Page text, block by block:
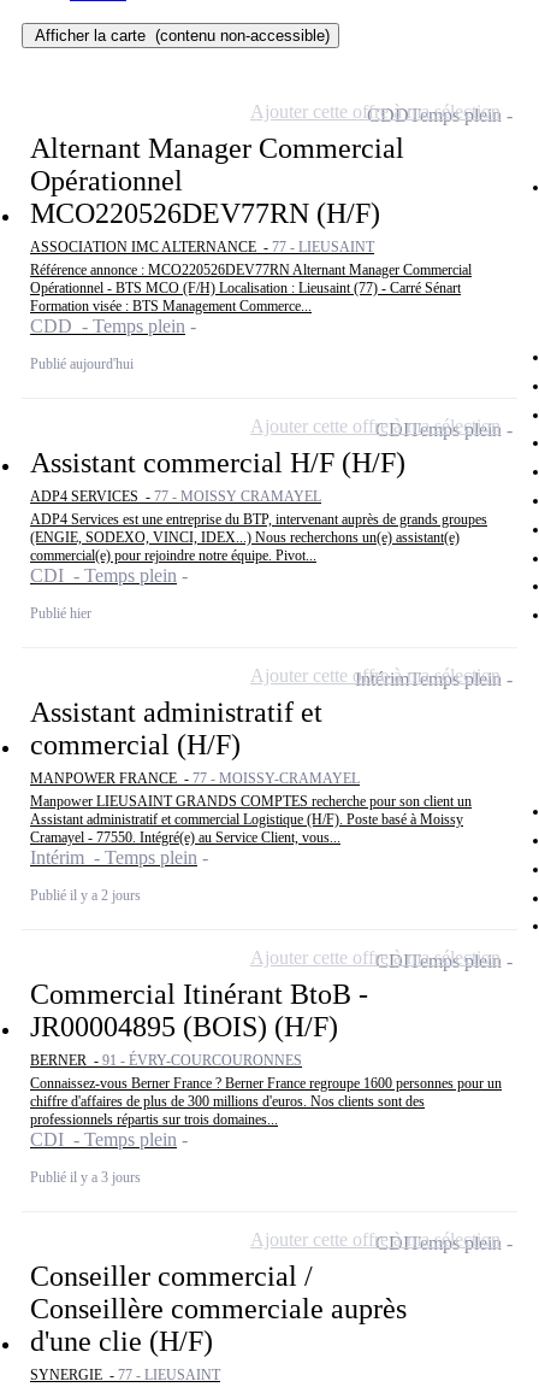
Afficher la carte (contenu non-accessible)
Alternant Manager Commercial
Opérationnel
MCO220526DEV77RN (H/F)
ASSOCIATION IMC ALTERNANCE - 77 - LIEUSAINT
Référence annonce : MCO220526DEV77RN Alternant Manager Commercial
Opérationnel - BTS MCO (F/H) Localisation : Lieusaint (77) - Carré Sénart
Formation visée : BTS Management Commerce...
CDD - Temps plein
Publié aujourd'hui
CDDTemps plein
Ajouter cette offre à ma sélection
Assistant commercial H/F (H/F)
ADP4 SERVICES - 77 - MOISSY CRAMAYEL
ADP4 Services est une entreprise du BTP, intervenant auprès de grands groupes
(ENGIE, SODEXO, VINCI, IDEX...) Nous recherchons un(e) assistant(e)
commercial(e) pour rejoindre notre équipe. Pivot...
CDI - Temps plein
Publié hier
CDITemps plein
Ajouter cette offre à ma sélection
Assistant administratif et
commercial (H/F)
MANPOWER FRANCE - 77 - MOISSY-CRAMAYEL
Manpower LIEUSAINT GRANDS COMPTES recherche pour son client un
Assistant administratif et commercial Logistique (H/F). Poste basé à Moissy
Cramayel - 77550. Intégré(e) au Service Client, vous...
Intérim - Temps plein
Publié il y a 2 jours
IntérimTemps plein
Ajouter cette offre à ma sélection
Commercial Itinérant BtoB -
JR00004895 (BOIS) (H/F)
BERNER - 91 - ÉVRY-COURCOURONNES
Connaissez-vous Berner France ? Berner France regroupe 1600 personnes pour un
chiffre d'affaires de plus de 300 millions d'euros. Nos clients sont des
professionnels répartis sur trois domaines...
CDI - Temps plein
Publié il y a 3 jours
CDITemps plein
Ajouter cette offre à ma sélection
Conseiller commercial /
Conseillère commerciale auprès
d'une clie (H/F)
SYNERGIE - 77 - LIEUSAINT
CDITemps plein
Ajouter cette offre à ma sélection